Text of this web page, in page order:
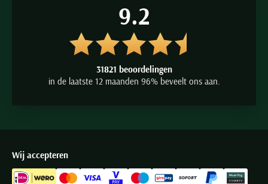
9.2
31821 beoordelingen
in de laatste 12 maanden 96% beveelt ons aan.
Wij accepteren